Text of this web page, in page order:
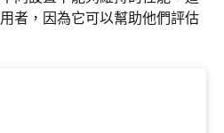
者，因為它可以幫助他們評估